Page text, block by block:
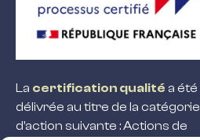
La certification qualité a été
délivrée au titre de la catégorie
d’action suivante : Actions de